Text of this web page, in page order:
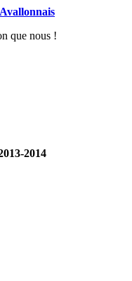
que nous !
2014